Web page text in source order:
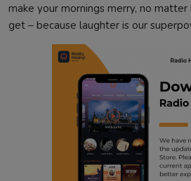
make your mornings merry, no
get – because laughter is our